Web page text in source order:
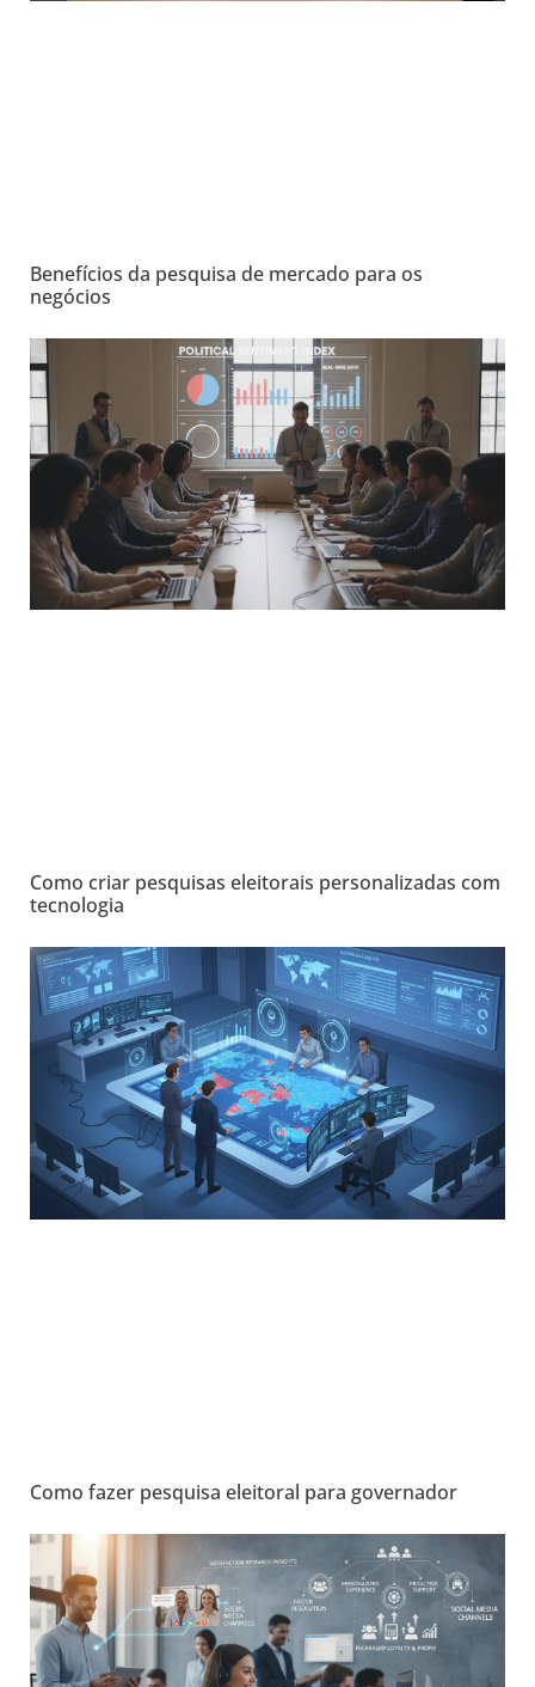
Benefícios da pesquisa de mercado para os
negócios
Como criar pesquisas eleitorais personalizadas com
tecnologia
Como fazer pesquisa eleitoral para governador